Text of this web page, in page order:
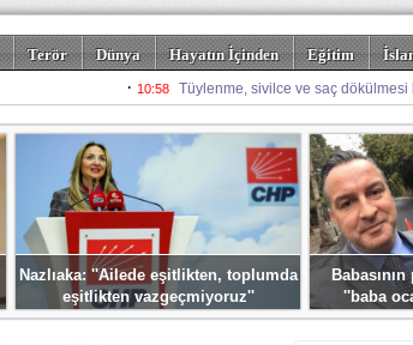
Terör Dünya Hayatın İçinden Eğitim
Spor Misafir Kalem Foto Galeriler
Nazlıaka: ''Ailede eşitlikten, toplumda
eşitlikten vazgeçmiyoruz''
''baba